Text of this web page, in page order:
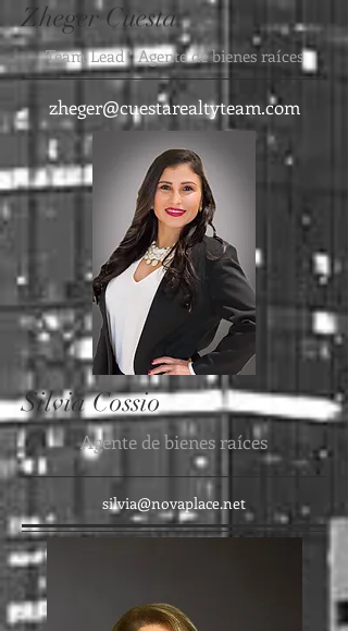
ZhegerCuesta
Silvia Cossio
Team Lead * Agente de bienes raíces
zheger@cuestarealtyteam.com
Agente de bienes raíces
silvia@novaplace.net